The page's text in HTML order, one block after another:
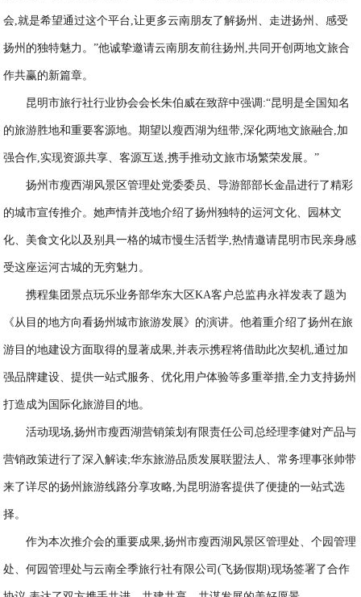
会,就是希望通过这个平台,让更多云南朋友了解扬州、走进扬州、感受
扬州的独特魅力。”他诚挚邀请云南朋友前往扬州,共同开创两地文旅合
作共赢的新篇章。
昆明市旅行社行业协会会长朱伯威在致辞中强调:“昆明是全国知名
的旅游胜地和重要客源地。期望以瘦西湖为纽带,深化两地文旅融合,加
强合作,实现资源共享、客源互送,携手推动文旅市场繁荣发展。”
扬州市瘦西湖风景区管理处党委委员、导游部部长金晶进行了精彩
的城市宣传推介。她声情并茂地介绍了扬州独特的运河文化、园林文
化、美食文化以及别具一格的城市慢生活哲学,热情邀请昆明市民亲身感
受这座运河古城的无穷魅力。
携程集团景点玩乐业务部华东大区KA客户总监冉永祥发表了题为
《从目的地方向看扬州城市旅游发展》的演讲。他着重介绍了扬州在旅
游目的地建设方面取得的显著成果,并表示携程将借助此次契机,通过加
强品牌建设、提供一站式服务、优化用户体验等多重举措,全力支持扬州
打造成为国际化旅游目的地。
活动现场,扬州市瘦西湖营销策划有限责任公司总经理李健对产品与
营销政策进行了深入解读;华东旅游品质发展联盟法人、常务理事张帅带
来了详尽的扬州旅游线路分享攻略,为昆明游客提供了便捷的一站式选
择。
作为本次推介会的重要成果,扬州市瘦西湖风景区管理处、个园管理
处、何园管理处与云南全季旅行社有限公司(飞扬假期)现场签署了合作